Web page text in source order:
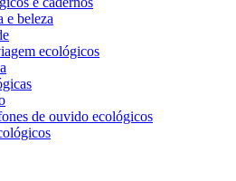
e beleza
ecológicos
de ouvido ecológicos